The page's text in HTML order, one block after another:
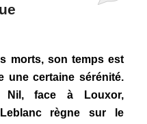
morts, son temps est
une certaine sérénité.
face à Louxor,
Leblanc règne sur le